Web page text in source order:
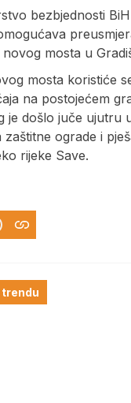
bezbjednosti
mosta u
mosta koristiće
na postojećem
je došlo juče ujutru
zaštitne ograde i
rijeke Save.
trendu